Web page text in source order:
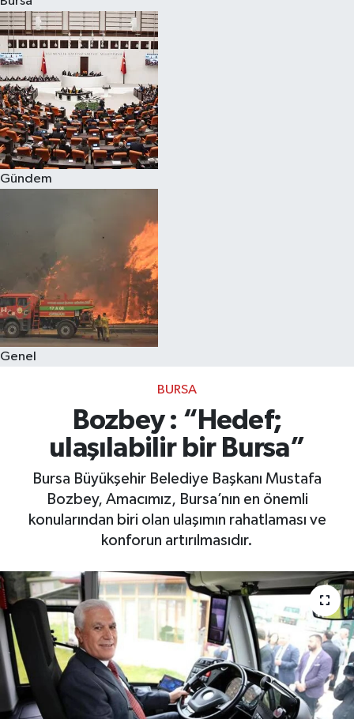
Gündem
Genel
BURSA
Bozbey : “Hedef;
ulaşılabilir bir Bursa”
Bursa Büyükşehir Belediye Başkanı Mustafa
Bozbey, Amacımız, Bursa’nın en önemli
konularından biri olan ulaşımın rahatlaması ve
konforun artırılmasıdır.
Eğitim
Sağlık
Dünya
Magazin
Gündem
Teknoloji
Bilim
Genel